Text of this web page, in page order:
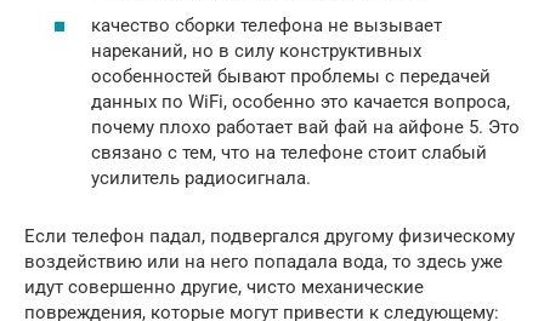
качество сборки телефона не вызывает
нареканий, но в силу конструктивных
особенностей бывают проблемы с передачей
данных по WiFi, особенно это качается вопроса,
почему плохо работает вай фай на айфоне 5. Это
связано с тем, что на телефоне стоит слабый
усилитель радиосигнала.
Если телефон падал, подвергался другому физическому
воздействию или на него попадала вода, то здесь уже
идут совершенно другие, чисто механические
повреждения, которые могут привести к следующему: